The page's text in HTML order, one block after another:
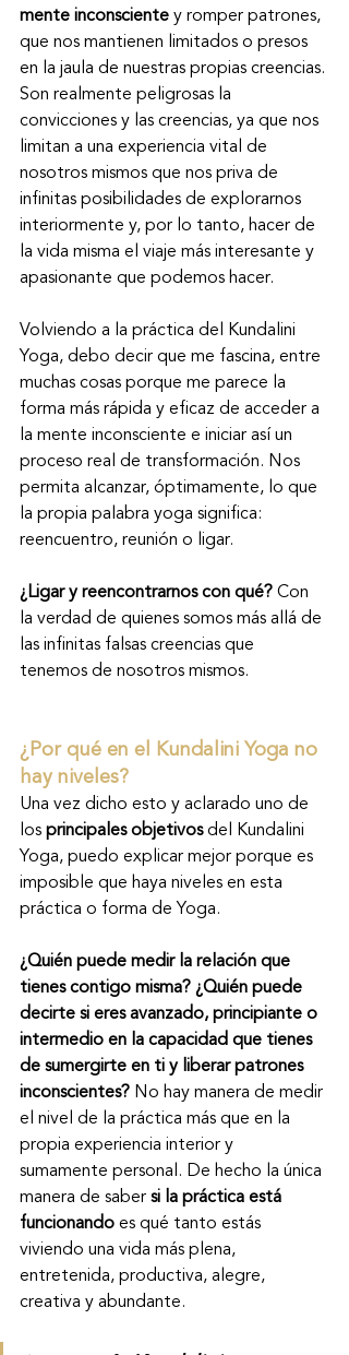
mente inconsciente y romper patrones,
que nos mantienen limitados o presos
en la jaula de nuestras propias creencias.
Son realmente peligrosas la
convicciones y las creencias, ya que nos
limitan a una experiencia vital de
nosotros mismos que nos priva de
infinitas posibilidades de explorarnos
interiormente y, por lo tanto, hacer de
la vida misma el viaje más interesante y
apasionante que podemos hacer.
Volviendo a la práctica del Kundalini
Yoga, debo decir que me fascina, entre
muchas cosas porque me parece la
forma más rápida y eficaz de acceder a
la mente inconsciente e iniciar así un
proceso real de transformación. Nos
permita alcanzar, óptimamente, lo que
la propia palabra yoga significa:
reencuentro, reunión o ligar.
¿Ligar y reencontrarnos con qué? Con
la verdad de quienes somos más allá de
las infinitas falsas creencias que
tenemos de nosotros mismos.
¿Por qué en el Kundalini Yoga no
hay niveles?
Una vez dicho esto y aclarado uno de
los principales objetivos del Kundalini
Yoga, puedo explicar mejor porque es
imposible que haya niveles en esta
práctica o forma de Yoga.
¿Quién puede medir la relación que
tienes contigo misma? ¿Quién puede
decirte si eres avanzado, principiante o
intermedio en la capacidad que tienes
de sumergirte en ti y liberar patrones
inconscientes? No hay manera de medir
el nivel de la práctica más que en la
propia experiencia interior y
sumamente personal. De hecho la única
manera de saber si la práctica está
funcionando es qué tanto estás
viviendo una vida más plena,
entretenida, productiva, alegre,
creativa y abundante.